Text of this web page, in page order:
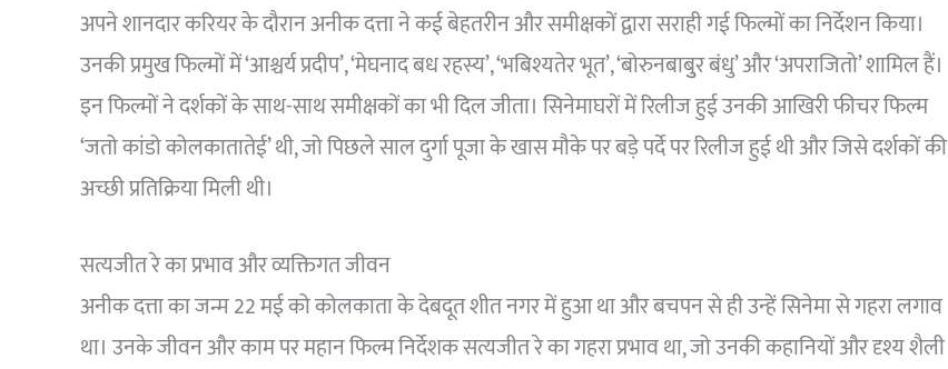
अपने शानदार करियर के दौरान अनीक दत्ता ने कई बेहतरीन और समीक्षकों द्वारा सराही गई फिल्मों का निर्देशन किया।
उनकी प्रमुख फिल्मों में ‘आश्चर्य प्रदीप’, ‘मेघनाद बध रहस्य’, ‘भबिश्यतेर भूत’, ‘बोरुनबाबुुर बंधु’ और ‘अपराजितो’ शामिल हैं।
इन फिल्मों ने दर्शकों के साथ-साथ समीक्षकों का भी दिल जीता। सिनेमाघरों में रिलीज हुई उनकी आखिरी फीचर फिल्म
‘जतो कांडो कोलकातातेई’ थी, जो पिछले साल दुर्गा पूजा के खास मौके पर बड़े पर्दे पर रिलीज हुई थी और जिसे दर्शकों की
अच्छी प्रतिक्रिया मिली थी।
सत्यजीत रे का प्रभाव और व्यक्तिगत जीवन
अनीक दत्ता का जन्म 22 मई को कोलकाता के देबदूत शीत नगर में हुआ था और बचपन से ही उन्हें सिनेमा से गहरा लगाव
था। उनके जीवन और काम पर महान फिल्म निर्देशक सत्यजीत रे का गहरा प्रभाव था, जो उनकी कहानियों और दृश्य शैली